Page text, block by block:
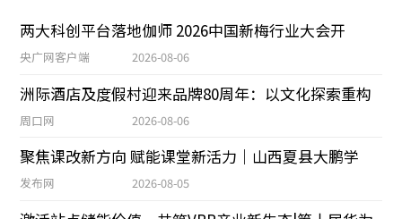
两大科创平台落地伽师 2026中国新梅行业大会开
央广网客户端 2026-08-06
洲际酒店及度假村迎来品牌80周年：以文化探索重构
周口网 2026-08-06
聚焦课改新方向 赋能课堂新活力｜山西夏县大鹏学
发布网 2026-08-05